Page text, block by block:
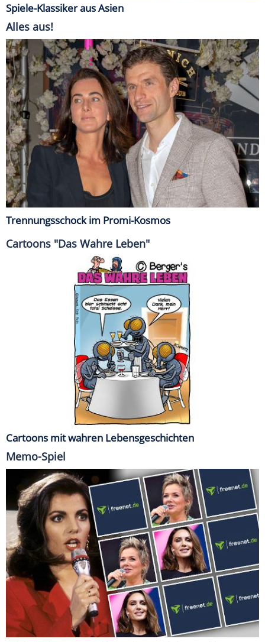
Spiele-Klassiker aus Asien
Alles aus!
Trennungsschock im Promi-Kosmos
Cartoons "Das Wahre Leben"
Cartoons mit wahren Lebensgeschichten
Memo-Spiel